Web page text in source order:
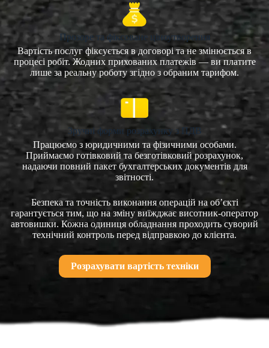
Прозоре та фіксоване ціноутворення
Вартість послуг фіксується в договорі та не змінюється в
процесі робіт. Жодних прихованих платежів — ви платите
лише за реальну роботу згідно з обраним тарифом.
Зручні форми розрахунку з ПДВ
Працюємо з юридичними та фізичними особами.
Приймаємо готівковий та безготівковий розрахунок,
надаючи повний пакет бухгалтерських документів для
звітності.
Безпека та точність виконання операцій на об’єкті
гарантується тим, що на зміну виїжджає висотник-оператор
автовишки. Кожна одиниця обладнання проходить суворий
технічний контроль перед відправкою до клієнта.
Розрахувати вартість техніки